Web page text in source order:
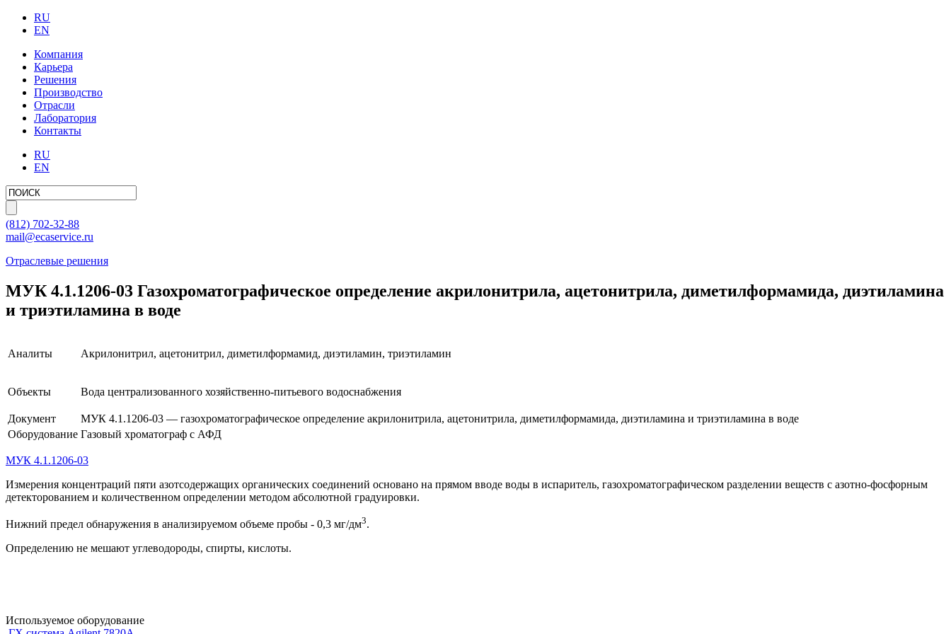
RU
EN
Компания
Карьера
Решения
Производство
Отрасли
Лаборатория
Контакты
RU
EN
(812) 702-32-88
mail@ecaservice.ru
Отраслевые решения
МУК 4.1.1206-03 Газохроматографическое определение акрилонитрила, ацетонитрила, диметилформамида, диэтиламина
и триэтиламина в воде
Аналиты Акрилонитрил, ацетонитрил, диметилформамид, диэтиламин, триэтиламин
Объекты Вода централизованного хозяйственно-питьевого водоснабжения
Документ
МУК 4.1.1206-03 — газохроматографическое определение акрилонитрила, ацетонитрила, диметилформамида, диэтиламина и триэтиламина в воде
Оборудование Газовый хроматограф с АФД
МУК 4.1.1206-03
Измерения концентраций пяти азотсодержащих органических соединений основано на прямом вводе воды в испаритель, газохроматографическом разделении веществ с азотно-фосфорным
детекторованием и количественном определении методом абсолютной градуировки.
Нижний предел обнаружения в анализируемом объеме пробы - 0,3 мг/дм3.
Определению не мешают углеводороды, спирты, кислоты.
Используемое оборудование